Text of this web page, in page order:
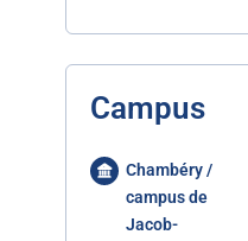
Campus
Chambéry /
campus de
Jacob-